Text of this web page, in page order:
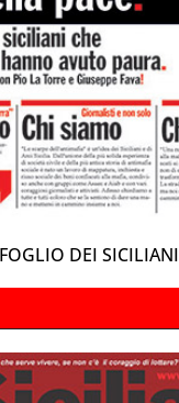
DEI SICILIANI